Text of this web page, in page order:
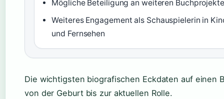
Mögliche Beteiligung an weiteren
Weiteres Engagement als Schauspielerin in
und Fernsehen
Die wichtigsten biografischen Eckdaten auf einen
von der Geburt bis zur aktuellen Rolle.